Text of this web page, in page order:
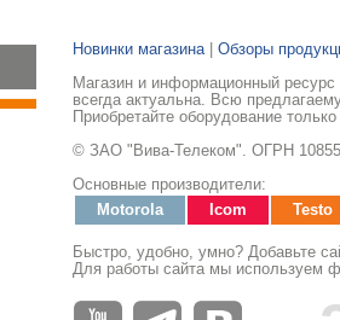
Новинки магазина| Обзоры
Магазин и информационный
всегда актуальна. Всю
Приобретайте оборудование
© ЗАО "Вива-Телеком". ОГРН
Основные производители:
Motorola
Icom Testo
Быстро, удобно, умно? Добавьте
Для работы сайта мы используем